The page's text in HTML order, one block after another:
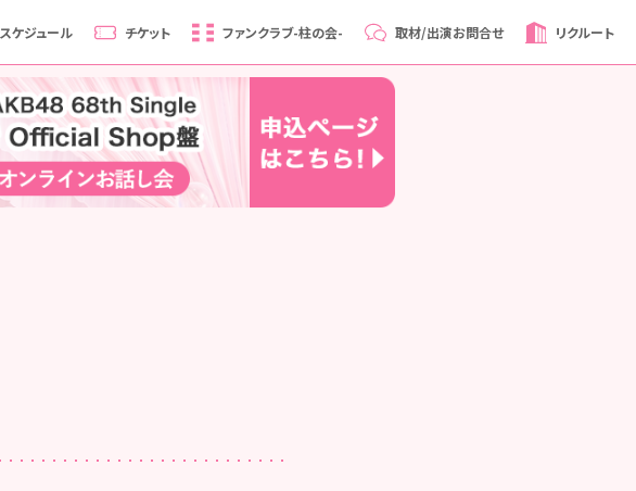
スケジュール チケット ファンクラブ-柱の会- 取材/出演お問合せ リクルート